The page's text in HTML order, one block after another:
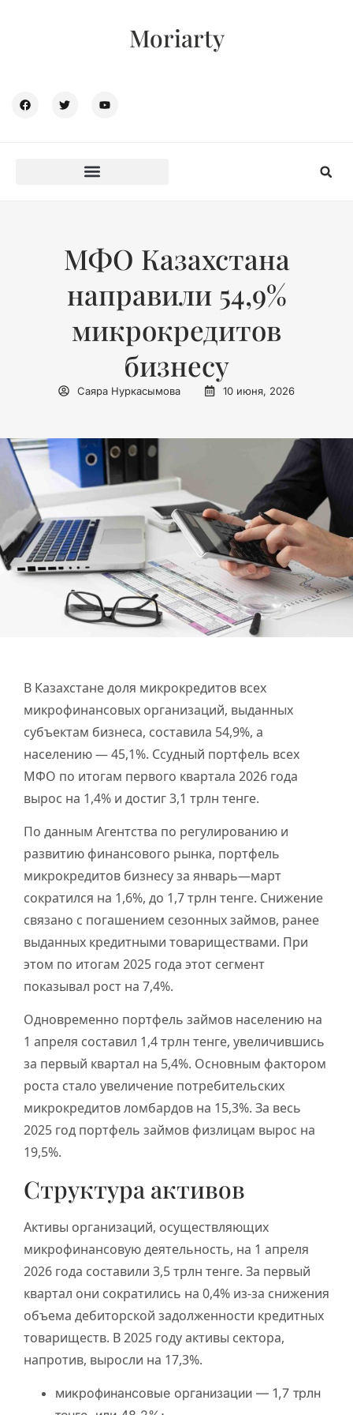
Moriarty
МФО Казахстана
направили 54,9%
микрокредитов
бизнесу
Саяра Нуркасымова 10 июня, 2026
В Казахстане доля микрокредитов всех
микрофинансовых организаций, выданных
субъектам бизнеса, составила 54,9%, а
населению — 45,1%. Ссудный портфель всех
МФО по итогам первого квартала 2026 года
вырос на 1,4% и достиг 3,1 трлн тенге.
По данным Агентства по регулированию и
развитию финансового рынка, портфель
микрокредитов бизнесу за январь—март
сократился на 1,6%, до 1,7 трлн тенге. Снижение
связано с погашением сезонных займов, ранее
выданных кредитными товариществами. При
этом по итогам 2025 года этот сегмент
показывал рост на 7,4%.
Одновременно портфель займов населению на
1 апреля составил 1,4 трлн тенге, увеличившись
за первый квартал на 5,4%. Основным фактором
роста стало увеличение потребительских
микрокредитов ломбардов на 15,3%. За весь
2025 год портфель займов физлицам вырос на
19,5%.
Структура активов
Активы организаций, осуществляющих
микрофинансовую деятельность, на 1 апреля
2026 года составили 3,5 трлн тенге. За первый
квартал они сократились на 0,4% из-за снижения
объема дебиторской задолженности кредитных
товариществ. В 2025 году активы сектора,
напротив, выросли на 17,3%.
микрофинансовые организации — 1,7 трлн